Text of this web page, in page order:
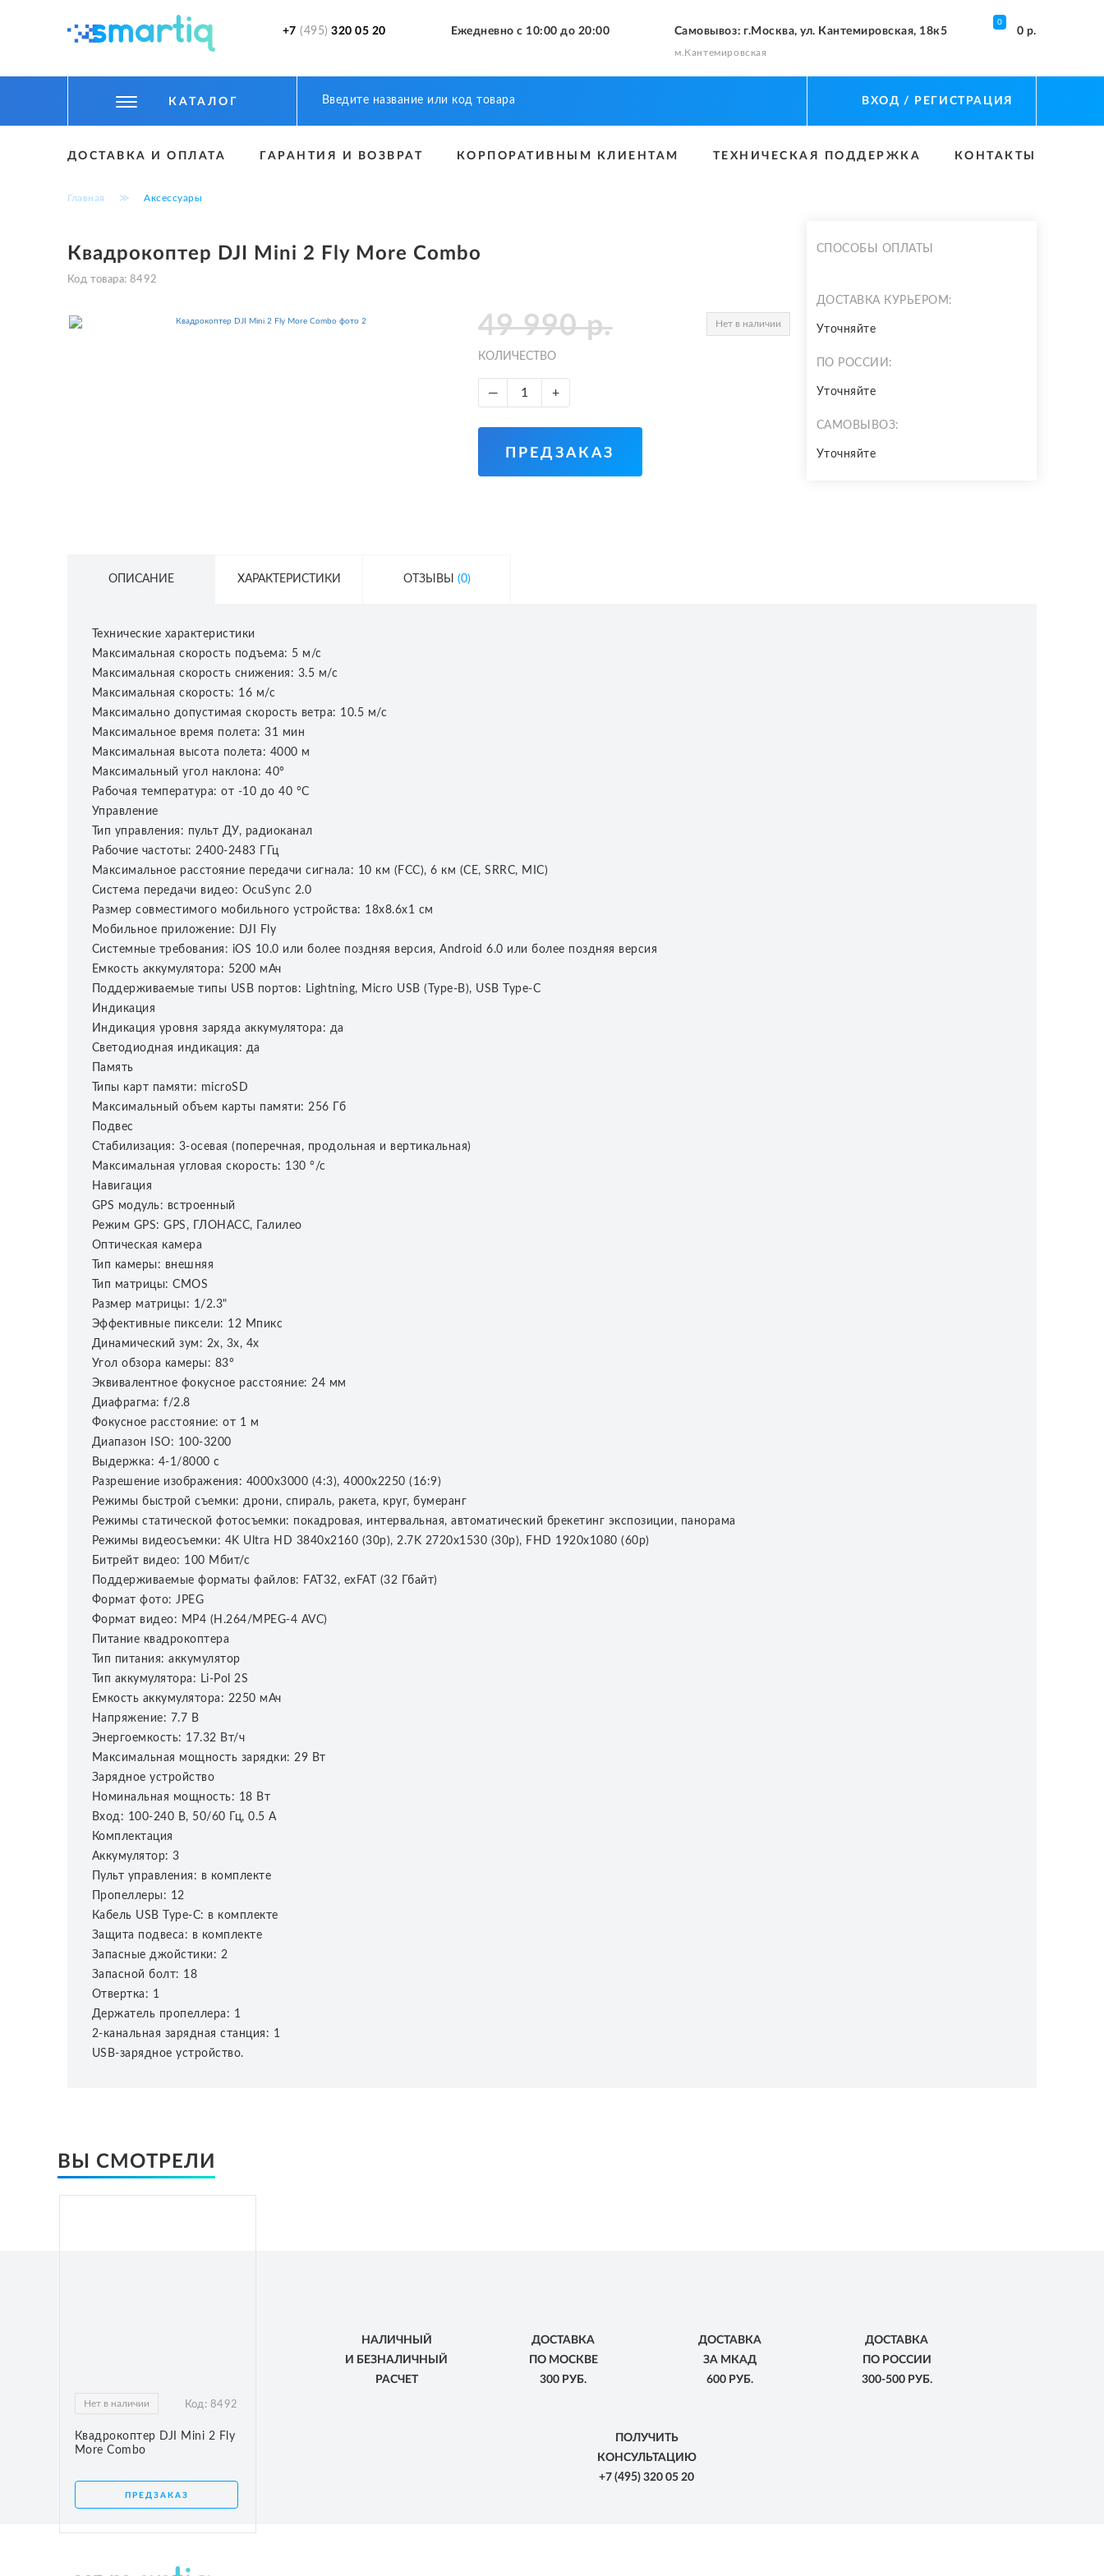
+7 (495) 320 05 20 Ежедневно с 10:00 до 20:00 Самовывоз: г.Москва, ул. Кантемировская, 18к5
м.Кантемировская
0
0 р.
КАТАЛОГ
ТОВАРЫ ДЛЯ АВТО
ВХОД/ РЕГИСТРАЦИЯ
ДОСТАВКА И ОПЛАТА ГАРАНТИЯ И ВОЗВРАТ КОРПОРАТИВНЫМ КЛИЕНТАМ ТЕХНИЧЕСКАЯ ПОДДЕРЖКА КОНТАКТЫ
Главная ≫ Аксессуары
Квадрокоптер DJI Mini 2 Fly More Combo
Код товара: 8492
49 990р. Нет в наличии
КОЛИЧЕСТВО
— +
ПРЕДЗАКАЗ
СПОСОБЫ ОПЛАТЫ
ДОСТАВКА КУРЬЕРОМ:
Уточняйте
ПО РОССИИ:
Уточняйте
САМОВЫВОЗ:
Уточняйте
ОПИСАНИЕ ХАРАКТЕРИСТИКИ ОТЗЫВЫ (0)
Технические характеристики
Максимальная скорость подъема: 5 м/с
Максимальная скорость снижения: 3.5 м/с
Максимальная скорость: 16 м/с
Максимально допустимая скорость ветра: 10.5 м/с
Максимальное время полета: 31 мин
Максимальная высота полета: 4000 м
Максимальный угол наклона: 40°
Рабочая температура: от -10 до 40 °С
Управление
Тип управления: пульт ДУ, радиоканал
Рабочие частоты: 2400-2483 ГГц
Максимальное расстояние передачи сигнала: 10 км (FCC), 6 км (CE, SRRC, MIC)
Система передачи видео: OcuSync 2.0
Размер совместимого мобильного устройства: 18х8.6х1 см
Мобильное приложение: DJI Fly
Системные требования: iOS 10.0 или более поздняя версия, Android 6.0 или более поздняя версия
Емкость аккумулятора: 5200 мАч
Поддерживаемые типы USB портов: Lightning, Micro USB (Type-B), USB Type-C
Индикация
Индикация уровня заряда аккумулятора: да
Светодиодная индикация: да
Память
Типы карт памяти: microSD
Максимальный объем карты памяти: 256 Гб
Подвес
Стабилизация: 3-осевая (поперечная, продольная и вертикальная)
Максимальная угловая скорость: 130 °/с
Навигация
GPS модуль: встроенный
Режим GPS: GPS, ГЛОНАСС, Галилео
Оптическая камера
Тип камеры: внешняя
Тип матрицы: CMOS
Размер матрицы: 1/2.3"
Эффективные пиксели: 12 Мпикс
Динамический зум: 2х, 3х, 4х
Угол обзора камеры: 83°
Эквивалентное фокусное расстояние: 24 мм
Диафрагма: f/2.8
Фокусное расстояние: от 1 м
Диапазон ISO: 100-3200
Выдержка: 4-1/8000 с
Разрешение изображения: 4000х3000 (4:3), 4000х2250 (16:9)
Режимы быстрой съемки: дрони, спираль, ракета, круг, бумеранг
Режимы статической фотосъемки: покадровая, интервальная, автоматический брекетинг экспозиции, панорама
Режимы видеосъемки: 4K Ultra HD 3840x2160 (30p), 2.7K 2720x1530 (30p), FHD 1920x1080 (60p)
Битрейт видео: 100 Мбит/с
Поддерживаемые форматы файлов: FAT32, exFAT (32 Гбайт)
Формат фото: JPEG
Формат видео: MP4 (H.264/MPEG-4 AVC)
Питание квадрокоптера
Тип питания: аккумулятор
Тип аккумулятора: Li-Pol 2S
Емкость аккумулятора: 2250 мАч
Напряжение: 7.7 В
Энергоемкость: 17.32 Вт/ч
Максимальная мощность зарядки: 29 Вт
Зарядное устройство
Номинальная мощность: 18 Вт
Вход: 100-240 В, 50/60 Гц, 0.5 А
Комплектация
Аккумулятор: 3
Пульт управления: в комплекте
Пропеллеры: 12
Кабель USB Type-C: в комплекте
Защита подвеса: в комплекте
Запасные джойстики: 2
Запасной болт: 18
Отвертка: 1
Держатель пропеллера: 1
2-канальная зарядная станция: 1
USB-зарядное устройство.
ВЫ СМОТРЕЛИ
Нет в наличии Код: 8492
Квадрокоптер DJI Mini 2 Fly
More Combo
ПРЕДЗАКАЗ
НАЛИЧНЫЙ
И БЕЗНАЛИЧНЫЙ
РАСЧЕТ
ДОСТАВКА
ПО МОСКВЕ
300 РУБ.
ДОСТАВКА
ЗА МКАД
600 РУБ.
ДОСТАВКА
ПО РОССИИ
300-500 РУБ.
ПОЛУЧИТЬ
КОНСУЛЬТАЦИЮ
+7 (495) 320 05 20